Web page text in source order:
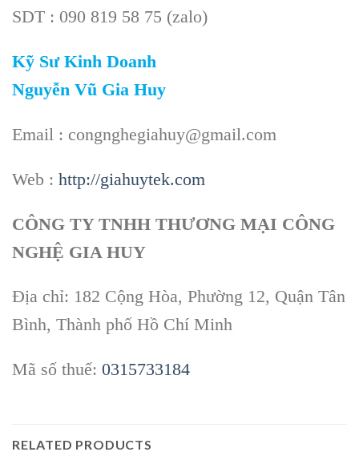
SDT : 090 819 58 75 (zalo)
Kỹ Sư Kinh Doanh
Nguyễn Vũ Gia Huy
Email : congnghegiahuy@gmail.com
Web : http://giahuytek.com
CÔNG TY TNHH THƯƠNG MẠI CÔNG
NGHỆ GIA HUY
Địa chỉ: 182 Cộng Hòa, Phường 12, Quận Tân
Bình, Thành phố Hồ Chí Minh
Mã số thuế: 0315733184
RELATED PRODUCTS